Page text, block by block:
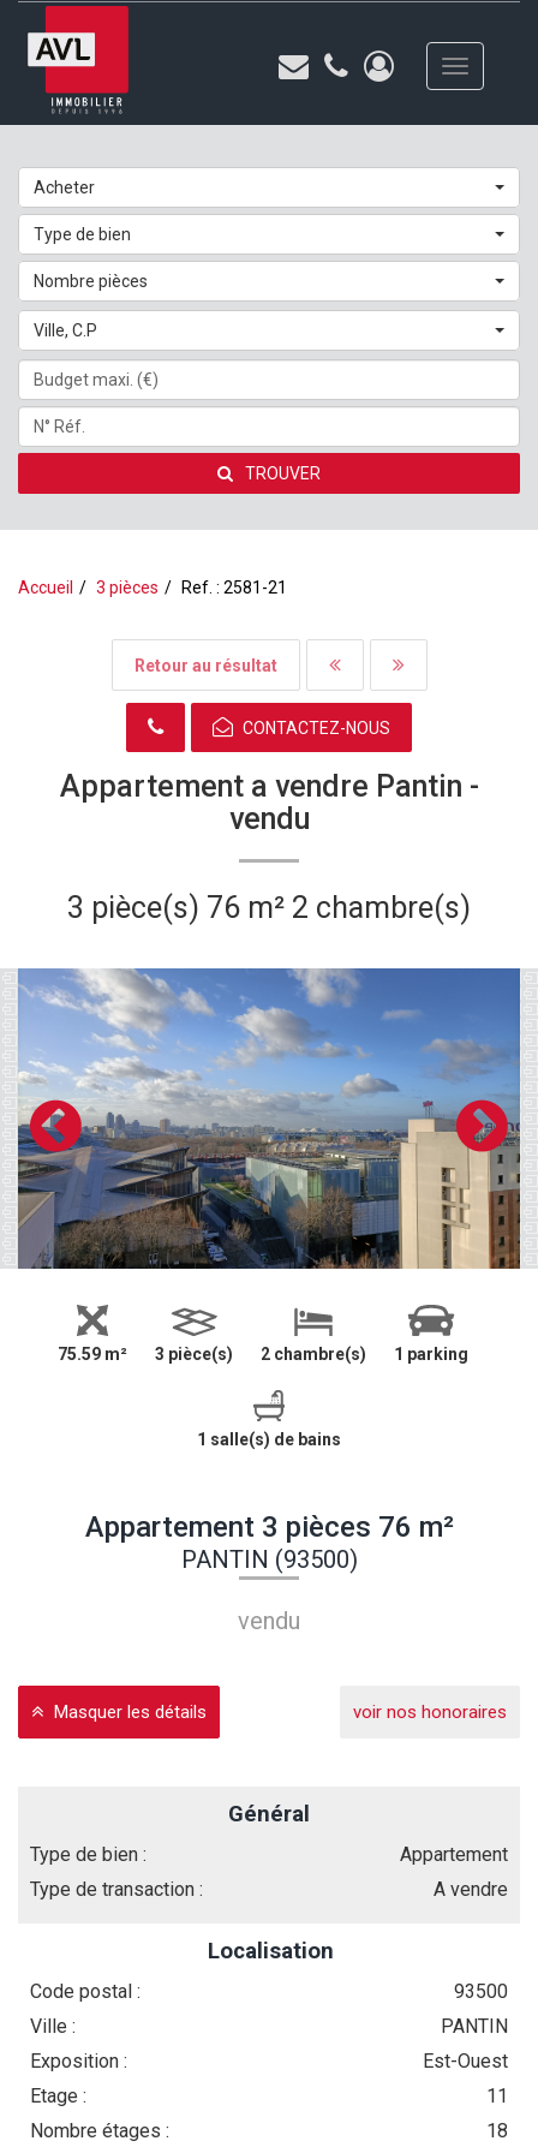
Toggle
navigation
Acheter
Type de bien
Nombre pièces
Ville, C.P
TROUVER
Accueil 3 pièces Ref. : 2581-21
Retour au résultat
CONTACTEZ-NOUS
Appartement a vendre Pantin -
vendu
3 pièce(s) 76 m² 2 chambre(s)
75.59 m² 3 pièce(s) 2 chambre(s) 1 parking
1 salle(s) de bains
Appartement 3 pièces 76 m²
PANTIN (93500)
vendu
Masquer les détails voir nos honoraires
Général
Type de bien :
Appartement
Type de transaction :
A vendre
Localisation
Code postal :
93500
Ville :
PANTIN
Exposition :
Est-Ouest
Etage :
11
Nombre étages :
18